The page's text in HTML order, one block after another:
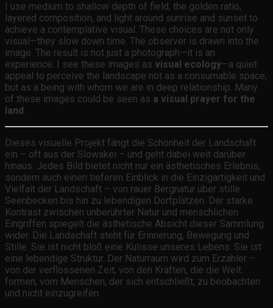
I use medium to shallow depth of field, the golden ratio,
layered composition, and light around sunrise and sunset to
achieve a contemplative visual. These choices are not only
visual—they slow down time. The observer is drawn into the
image. The result is not just a photograph—it is an
experience. I see these images as visual ecology—a quiet
appeal to perceive the landscape not as a consumable space,
but as a being with whom we are in deep relationship. Many
of these images could be seen as a visual prayer for the
land .
Dieses visuelle Projekt fängt die Schönheit der Landschaft
ein – oft aus der Slowakei – und geht dabei weit darüber
hinaus. Jedes Bild bietet nicht nur ein ästhetisches Erlebnis,
sondern auch einen tieferen Einblick in die Einzigartigkeit und
Vielfalt der Landschaft – von rauer Bergnatur über stille
Seenbecken bis hin zu lebendigen Dorfplätzen. Der starke
Kontrast zwischen unberührter Natur und menschlichen
Eingriffen spiegelt die ästhetische Absicht dieser Sammlung
wider. Die Landschaft steht für Erinnerung, Bewegung und
Stille. Sie ist nicht bloß eine Kulisse unseres Lebens. Sie ist
eine lebendige Struktur. Der Naturraum wird zum Erzähler –
von der verflossenen Zeit, von den Kräften, die die Welt
formen, vom Menschen, der sich entschließt, zu beobachten
und nicht einzugreifen.